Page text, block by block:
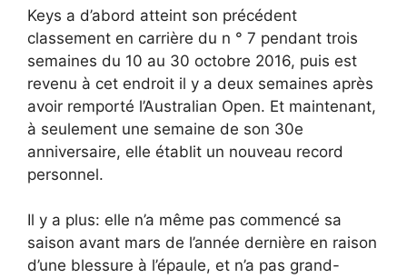
Keys a d’abord atteint son précédent
classement en carrière du n ° 7 pendant trois
semaines du 10 au 30 octobre 2016, puis est
revenu à cet endroit il y a deux semaines après
avoir remporté l’Australian Open. Et maintenant,
à seulement une semaine de son 30e
anniversaire, elle établit un nouveau record
personnel.
Il y a plus: elle n’a même pas commencé sa
saison avant mars de l’année dernière en raison
d’une blessure à l’épaule, et n’a pas grand-